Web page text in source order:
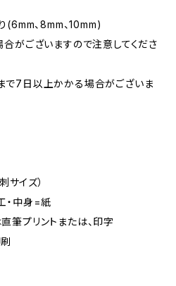
(6mm、8mm、10mm)
がございますので注意してくださ
7日以上かかる場合がございま
サイズ）
・中身=紙
筆プリントまたは、印字